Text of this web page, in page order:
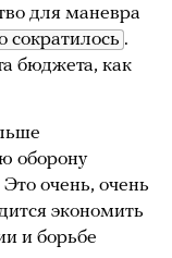
для маневра
сократилось .
бюджета, как
оборону
очень, очень
экономить
и борьбе